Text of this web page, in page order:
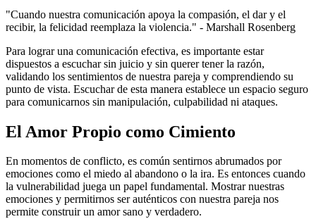
"Cuando nuestra comunicación apoya la compasión, el dar y el
recibir, la felicidad reemplaza la violencia." - Marshall Rosenberg
Para lograr una comunicación efectiva, es importante estar
dispuestos a escuchar sin juicio y sin querer tener la razón,
validando los sentimientos de nuestra pareja y comprendiendo su
punto de vista. Escuchar de esta manera establece un espacio seguro
para comunicarnos sin manipulación, culpabilidad ni ataques.
El Amor Propio como Cimiento
En momentos de conflicto, es común sentirnos abrumados por
emociones como el miedo al abandono o la ira. Es entonces cuando
la vulnerabilidad juega un papel fundamental. Mostrar nuestras
emociones y permitirnos ser auténticos con nuestra pareja nos
permite construir un amor sano y verdadero.